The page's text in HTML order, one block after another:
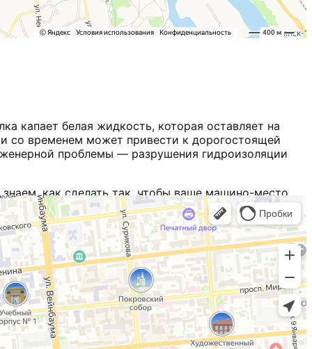
капает белая жидкость, которая оставляет на
со временем может привести к дорогостоящей
проблемы — разрушения гидроизоляции
как сделать так, чтобы ваше машино-место
с бетоном, вода вымывает из него цементное
тот самыйбелый налёт, который не смывается